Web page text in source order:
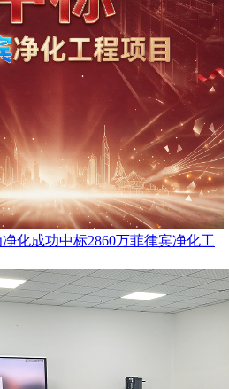
化成功中标2860万菲律宾净化工